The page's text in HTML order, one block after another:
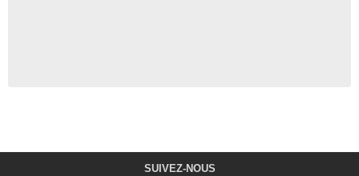
SUIVEZ-NOUS